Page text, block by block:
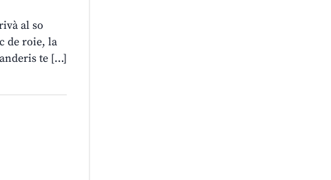
al so
de roie, la
te […]